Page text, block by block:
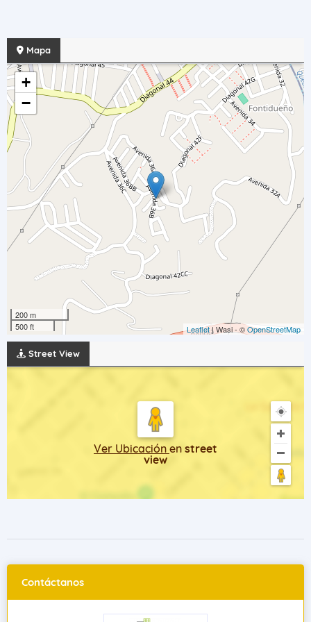
Mapa
+
−
200 m
500 ft
Leaflet| Wasi - ©OpenStreetMap
Street View
Ver Ubicación en street
view
Contáctanos